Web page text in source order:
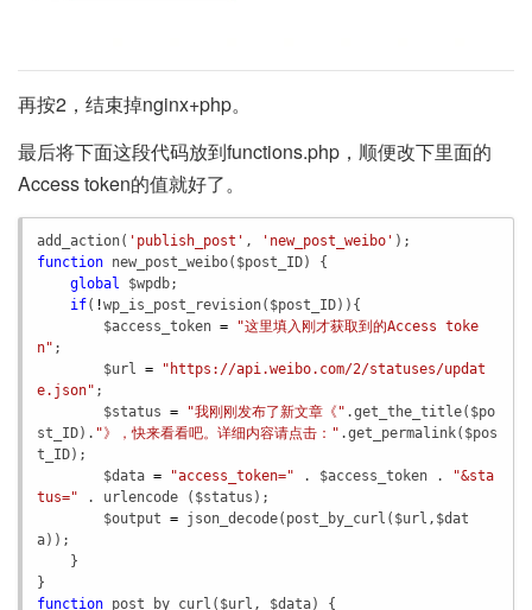
再按2，结束掉nginx+php。
最后将下面这段代码放到functions.php，顺便改下里面的
Access token的值就好了。
add_action( 'publish_post' , 'new_post_weibo'
function new_post_weibo( $post_ID) {
global
$wpdb;
if( !wp_is_post_revision( $post_ID)){
$access_token =
"这里填入刚才获取到的Access toke
n" ;
$url =
"https://api.weibo.com/2/statuses/updat
e.json" ;
$status = "我刚刚发布了新文章《" .get_the_title( $po
st_ID). "》，快来看看吧。详细内容请点击：" .get_permalink( $pos
t_ID);
$data = "access_token=" . $access_token .
"&sta
tus=" . urlencode ( $status );
$output = json_decode( post_by_curl ( $url , $dat
a));
function post_by_curl ( $url , $data) {